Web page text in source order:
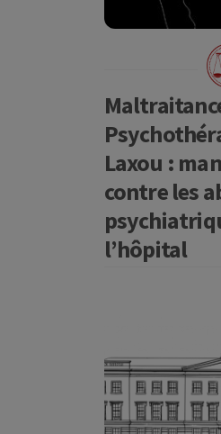
Laxou :
contre les
l’hôpital